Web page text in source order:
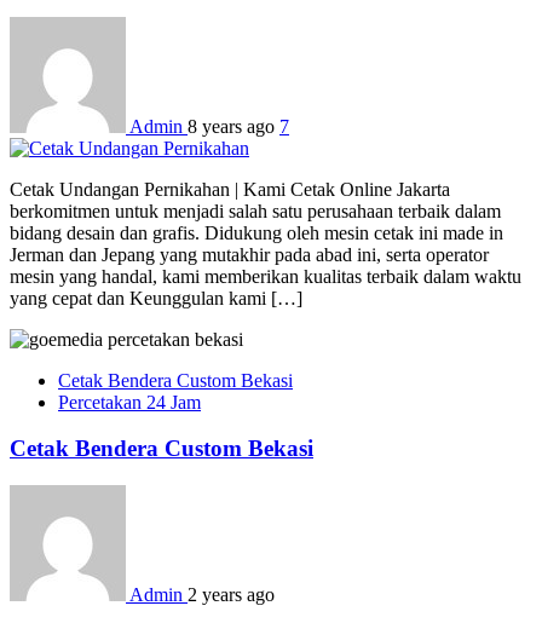
Admin 8 years ago 7
Cetak Undangan Pernikahan | Kami Cetak Online Jakarta
berkomitmen untuk menjadi salah satu perusahaan terbaik dalam
bidang desain dan grafis. Didukung oleh mesin cetak ini made in
Jerman dan Jepang yang mutakhir pada abad ini, serta operator
mesin yang handal, kami memberikan kualitas terbaik dalam waktu
yang cepat dan Keunggulan kami […]
Cetak Bendera Custom Bekasi
Percetakan 24 Jam
Cetak Bendera Custom Bekasi
Admin 2 years ago